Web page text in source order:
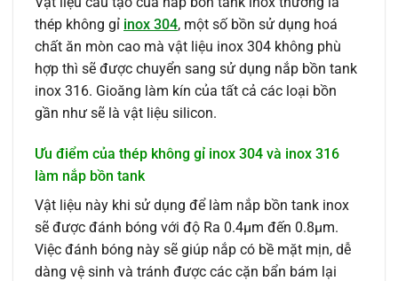
thép không gỉ inox 304, một số bồn sử dụng hoá
chất ăn mòn cao mà vật liệu inox 304 không phù
hợp thì sẽ được chuyển sang sử dụng nắp bồn tank
inox 316. Gioăng làm kín của tất cả các loại bồn
gần như sẽ là vật liệu silicon.
Ưu điểm của thép không gỉ inox 304 và inox 316
làm nắp bồn tank
Vật liệu này khi sử dụng để làm nắp bồn tank inox
sẽ được đánh bóng với độ Ra 0.4μm đến 0.8μm.
Việc đánh bóng này sẽ giúp nắp có bề mặt mịn, dễ
dàng vệ sinh và tránh được các cặn bẩn bám lại